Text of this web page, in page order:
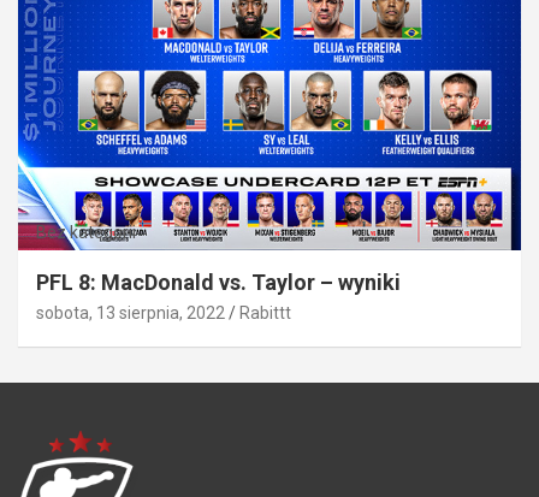
Bez kategorii
PFL 8: MacDonald vs. Taylor – wyniki
sobota, 13 sierpnia, 2022 Rabittt